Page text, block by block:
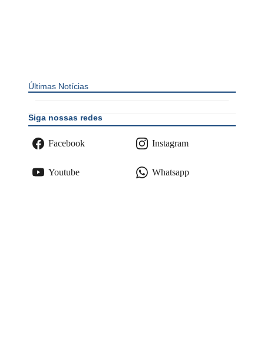
Últimas Notícias
Siga nossas redes
Facebook Instagram
Youtube Whatsapp